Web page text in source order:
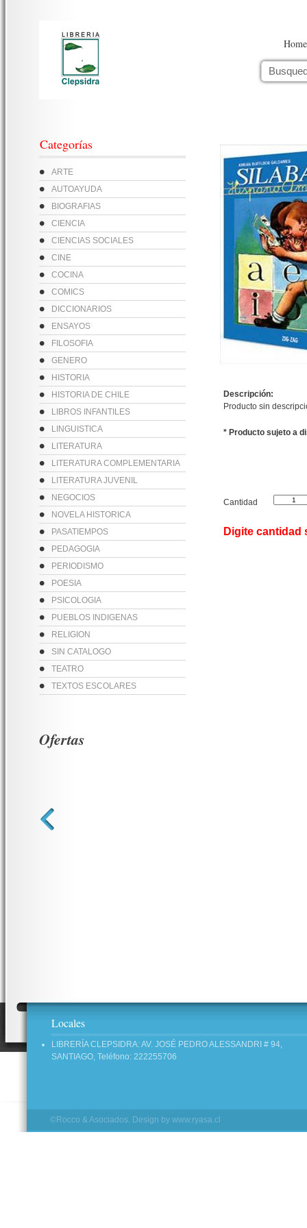
Home
Categorías
ARTE
AUTOAYUDA
BIOGRAFIAS
CIENCIA
CIENCIAS SOCIALES
CINE
COCINA
COMICS
DICCIONARIOS
ENSAYOS
FILOSOFIA
GENERO
HISTORIA
HISTORIA DE CHILE
LIBROS INFANTILES
LINGUISTICA
LITERATURA
LITERATURA COMPLEMENTARIA
LITERATURA JUVENIL
NEGOCIOS
NOVELA HISTORICA
PASATIEMPOS
PEDAGOGIA
PERIODISMO
POESIA
PSICOLOGIA
PUEBLOS INDIGENAS
RELIGION
SIN CATALOGO
TEATRO
TEXTOS ESCOLARES
Descripción:
Producto sin
* Producto sujeto a
Cantidad
Digite
Ofertas
Locales
LIBRERÍA CLEPSIDRA: AV. JOSÉ PEDRO ALESSANDRI # 94,
SANTIAGO, Teléfono: 222255706
©Rocco & Asociados. Design by www.ryasa.cl